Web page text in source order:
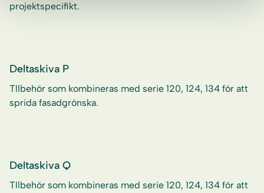
projektspecifikt.
Deltaskiva P
Tllbehör som kombineras med serie 120, 124, 134 för att
sprida fasadgrönska.
Deltaskiva Q
Tllbehör som kombineras med serie 120, 124, 134 för att